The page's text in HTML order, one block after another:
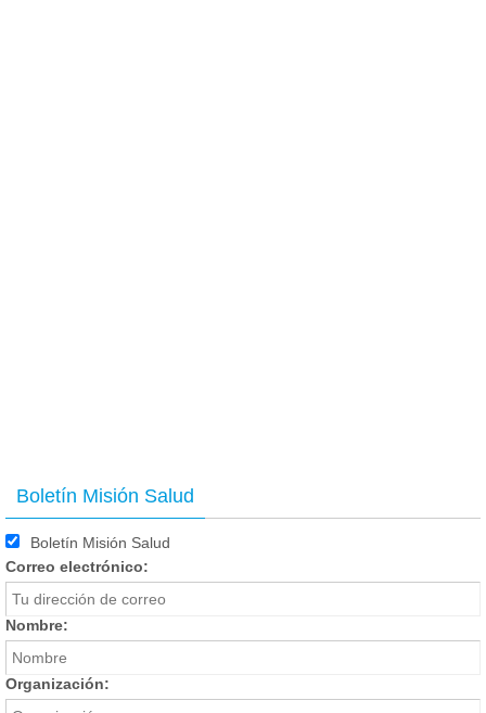
Boletín Misión Salud
Boletín Misión Salud
Correo electrónico:
Nombre:
Organización: